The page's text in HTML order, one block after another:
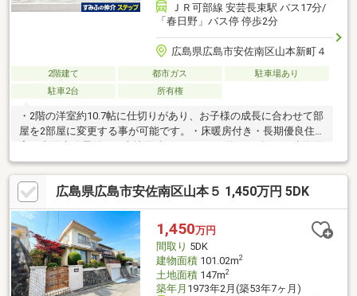
ＪＲ可部線 安芸長束駅 バス17分/
「春日野」バス停 停歩2分
広島県広島市安佐南区山本新町４
2階建て 都市ガス
駐車場あり
駐車2台
所有権
・2階の洋室約10.7帖に仕切りがあり、お子様の成長に合わせて部
屋を2部屋に変更する事が可能です。・床暖房付き・長期優良住
積 109.83㎡（約33.22坪）
広島県広島市安佐南区山本５ 1,450万円 5DK
1,450万円
間取り 5DK
建物面積101.02m2
土地面積147m2
築年月 1973年2月(築53年7ヶ月)